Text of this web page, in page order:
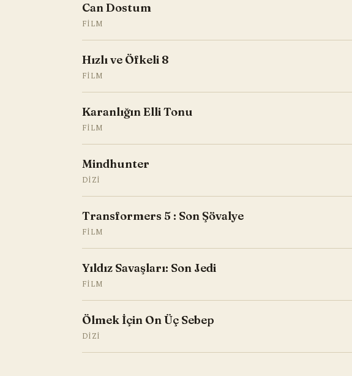
Can Dostum
FILM
Hızlı ve Öfkeli 8
FILM
Karanlığın Elli Tonu
FILM
Mindhunter
DIZI
Transformers 5 : Son Şövalye
FILM
Yıldız Savaşları: Son Jedi
FILM
Ölmek İçin On Üç Sebep
DIZI